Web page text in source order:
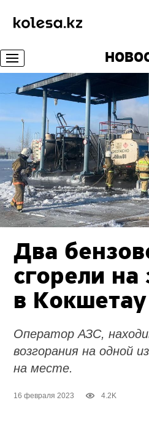
Два
сгорели на
в Кокшетау
Оператор АЗС,
возгорания на одной
на месте.
16 февраля 2023 4.2K